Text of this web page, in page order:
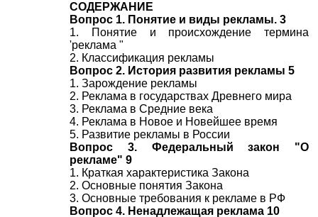
СОДЕРЖАНИЕ
Вопрос 1. Понятие и виды рекламы. 3
1. Понятие и происхождение термина
'реклама "
2. Классификация рекламы
Вопрос 2. История развития рекламы 5
1. Зарождение рекламы
2. Реклама в государствах Древнего мира
3. Реклама в Средние века
4. Реклама в Новое и Новейшее время
5. Развитие рекламы в России
Вопрос 3. Федеральный закон "О
рекламе" 9
1. Краткая характеристика Закона
2. Основные понятия Закона
3. Основные требования к рекламе в РФ
Вопрос 4. Ненадлежащая реклама 10